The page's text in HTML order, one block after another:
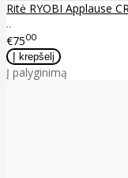
Ritė RYOBI Applause
..
€7500
Į palyginimą